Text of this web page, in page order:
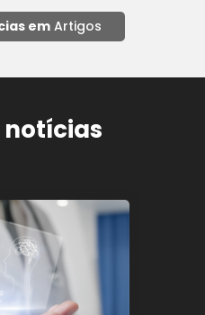
em Artigos